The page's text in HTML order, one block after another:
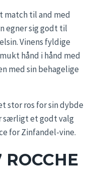
match til and med
egner sig godt til
Vinens fyldige
hånd i hånd med
med sin behagelige
stor ros for sin dybde
særligt et godt valg
for Zinfandel-vine.